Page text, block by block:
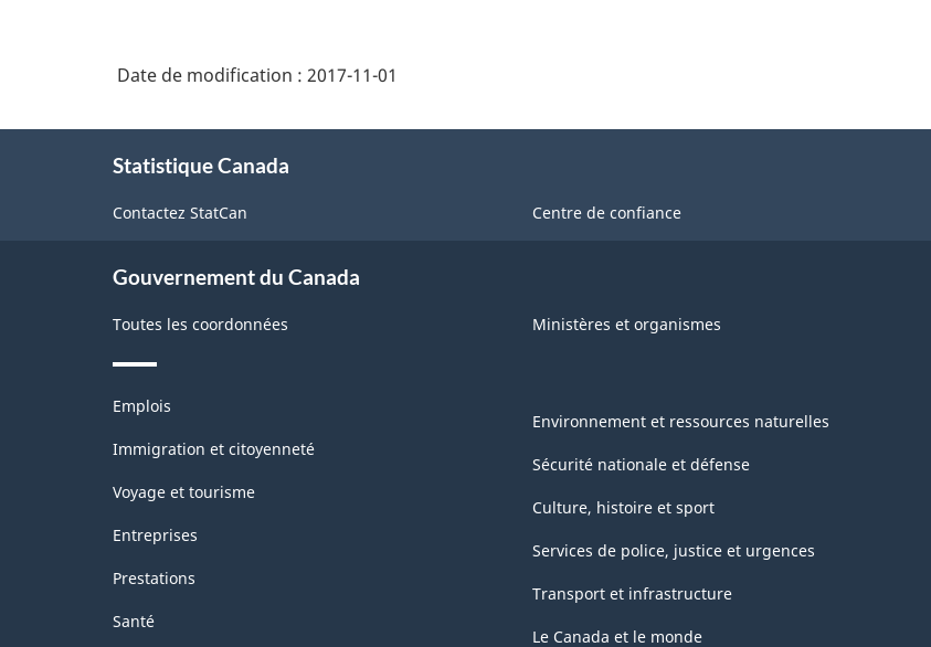
Date de modification : 2017-11-01
Statistique Canada
Contactez StatCan Centre de confiance
Gouvernement du Canada
Toutes les coordonnées Ministères et organismes
Thèmes
sujets
Emplois
Immigration et citoyenneté
Voyage et tourisme
Entreprises
Prestations
Santé
Environnement et ressources naturelles
Sécurité nationale et défense
Culture, histoire et sport
Services de police, justice et urgences
Transport et infrastructure
Le Canada et le monde